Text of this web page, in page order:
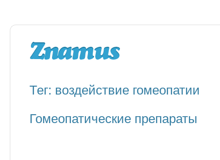
Тег: воздействие гомеопатии
Гомеопатические препараты